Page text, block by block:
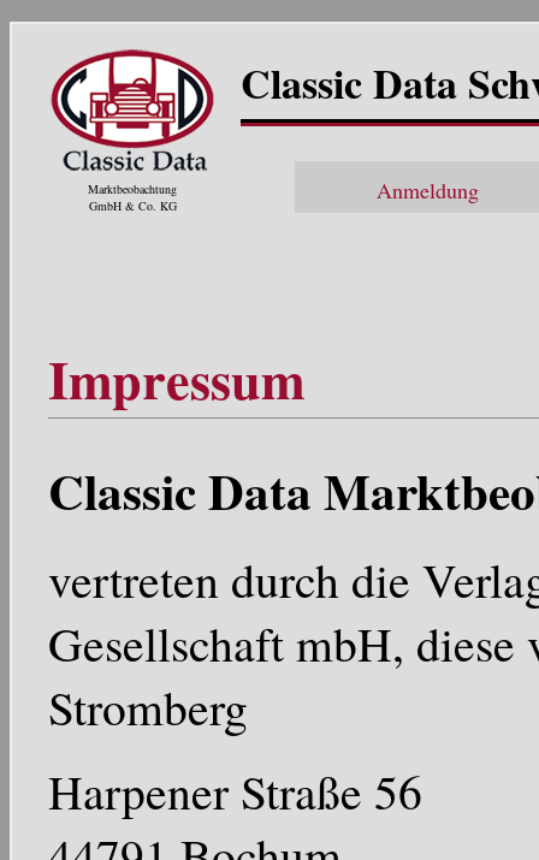
Marktbeobachtung
GmbH & Co. KG
Classic Data
Anmeldung
Impressum
Classic Data
vertreten durch die
Gesellschaft mbH,
Stromberg
Harpener Straße 56